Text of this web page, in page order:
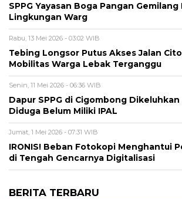
SPPG Yayasan Boga Pangan
Lingkungan Warg
Rabu, 13 Mei 2026 - 03:02 WIB
Tebing Longsor Putus Akses Jalan
Mobilitas Warga Lebak Terganggu
Senin, 11 Mei 2026 - 06:36 WIB
Dapur SPPG di Cigombong
Diduga Belum Miliki IPAL
Jumat, 1 Mei 2026 - 07:31 WIB
IRONIS! Beban Fotokopi Menghantui
di Tengah Gencarnya Digitalisasi
BERITA TERBARU